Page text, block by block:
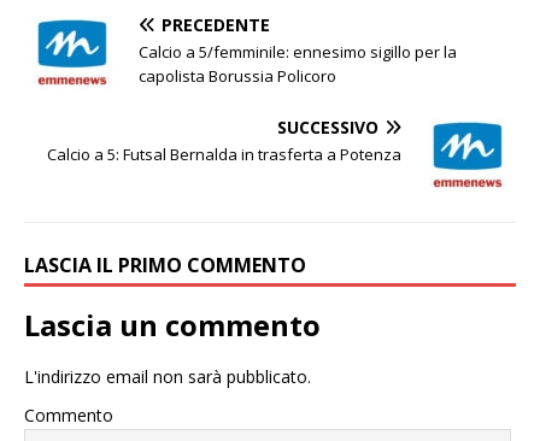
PRECEDENTE
Calcio a 5/femminile: ennesimo sigillo per la
capolista Borussia Policoro
SUCCESSIVO
Calcio a 5: Futsal Bernalda in trasferta a Potenza
LASCIA IL PRIMO COMMENTO
Lascia un commento
L'indirizzo email non sarà pubblicato.
Commento